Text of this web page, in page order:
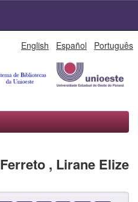
English Español Português
Ferreto , Lirane Elize